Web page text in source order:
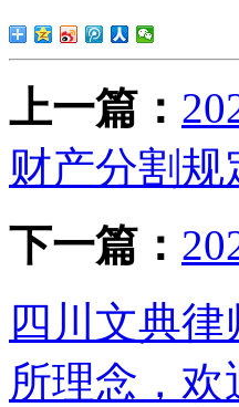
上一篇：
财产分割规
下一篇：
四川文典
所理念，